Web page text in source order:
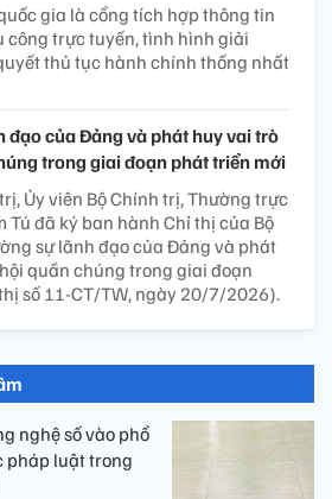
gia là cổng tích hợp thông tin
công trực tuyến, tình hình giải
thủ tục hành chính thống nhất
đạo của Đảng và phát huy vai trò
trong giai đoạn phát triển mới
Ủy viên Bộ Chính trị, Thường trực
Tú đã ký ban hành Chỉ thị của Bộ
sự lãnh đạo của Đảng và phát
quần chúng trong giai đoạn
số 11-CT/TW, ngày 20/7/2026).
nghệ số vào phổ
pháp luật trong